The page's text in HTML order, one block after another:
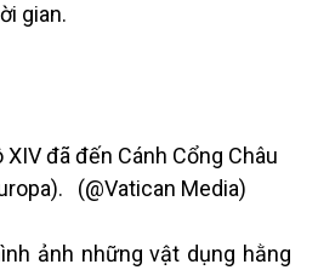
gian.
đã đến Cánh Cổng Châu
(@Vatican Media)
ảnh những vật dụng hằng